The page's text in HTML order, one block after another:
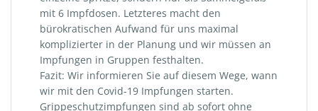
mit 6 Impfdosen. Letzteres macht den
bürokratischen Aufwand für uns maximal
komplizierter in der Planung und wir müssen an
Impfungen in Gruppen festhalten.
Fazit: Wir informieren Sie auf diesem Wege, wann
wir mit den Covid-19 Impfungen starten.
Grippeschutzimpfungen sind ab sofort ohne